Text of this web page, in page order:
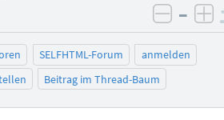
–
SELFHTML-Forum
anmelden
Beitrag im Thread-Baum